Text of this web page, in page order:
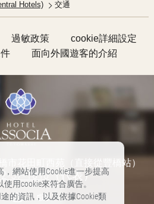
Hotels) 交通
過敏政策
cookie詳細設定
面向外國遊客的介紹
市花田町西苑（直接從豐橋站）
57-1010（代表）
網站使用Cookie進一步提高
用cookie來符合廣告。
的資訊，以及依據Cookie類